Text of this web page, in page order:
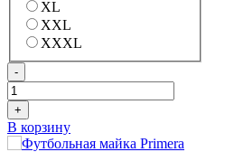
XL
XXL
XXXL
-
+
В корзину